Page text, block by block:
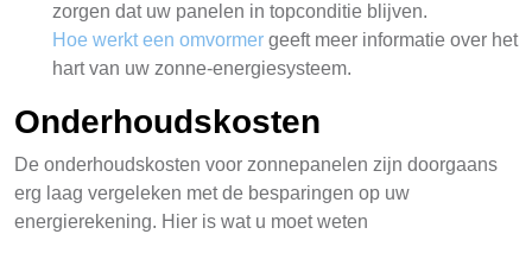
zorgen dat uw panelen in topconditie blijven.
Hoe werkt een omvormer geeft meer informatie over het
hart van uw zonne-energiesysteem.
Onderhoudskosten
De onderhoudskosten voor zonnepanelen zijn doorgaans
erg laag vergeleken met de besparingen op uw
energierekening. Hier is wat u moet weten